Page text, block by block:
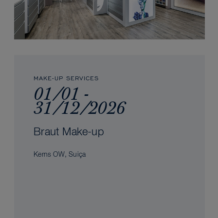
MAKE-UP SERVICES
01/01 -
31/12/2026
Braut Make-up
Kerns OW, Suiça